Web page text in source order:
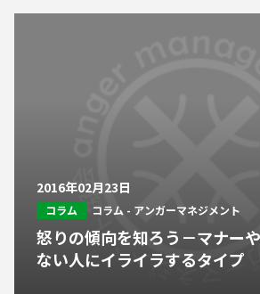
2016年02月23日
コラム コラム - アンガーマネジメント
怒りの傾向を知ろう－マナー
ない人にイライラするタイプ